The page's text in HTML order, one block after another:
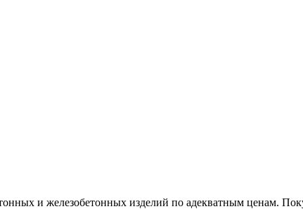
и железобетонных изделий по адекватным ценам.